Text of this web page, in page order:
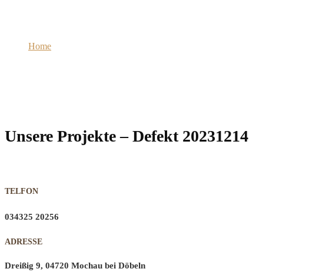
Home
Unsere Projekte – Defekt 20231214
TELFON
034325 20256
ADRESSE
Dreißig 9, 04720 Mochau bei Döbeln